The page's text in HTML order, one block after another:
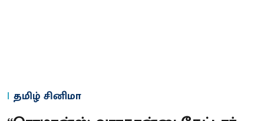
தமிழ் சினிமா